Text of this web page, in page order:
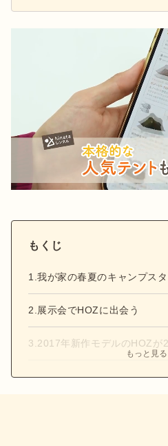
もくじ
1.我が家の春夏のキャンプス
2.展示会でHOZに出会う
3.2017年新作モデルのHOZが2
もっと見る